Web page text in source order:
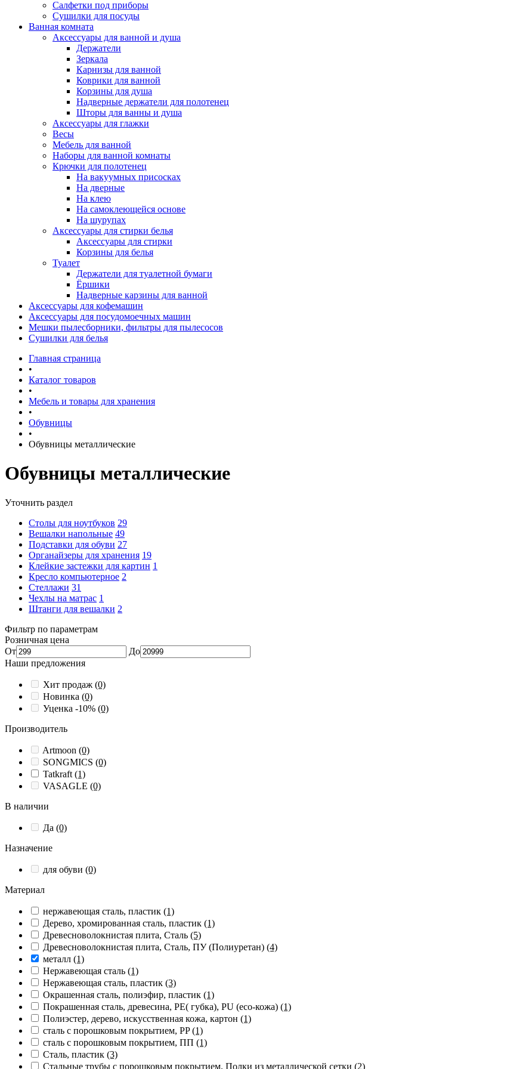
Салфетки под приборы
Сушилки для посуды
Ванная комната
Аксессуары для ванной и душа
Держатели
Зеркала
Карнизы для ванной
Коврики для ванной
Корзины для душа
Надверные держатели для полотенец
Шторы для ванны и душа
Аксессуары для глажки
Весы
Мебель для ванной
Наборы для ванной комнаты
Крючки для полотенец
На вакуумных присосках
На дверные
На клею
На самоклеющейся основе
На шурупах
Аксессуары для стирки белья
Аксессуары для стирки
Корзины для белья
Туалет
Держатели для туалетной бумаги
Ёршики
Надверные карзины для ванной
Аксессуары для кофемашин
Аксессуары для посудомоечных машин
Мешки пылесборники, фильтры для пылесосов
Сушилки для белья
Главная страница
•
Каталог товаров
•
Мебель и товары для хранения
•
Обувницы
•
Обувницы металлические
Обувницы металлические
Уточнить раздел
Столы для ноутбуков 29
Вешалки напольные 49
Подставки для обуви 27
Органайзеры для хранения 19
Клейкие застежки для картин 1
Кресло компьютерное 2
Стеллажи 31
Чехлы на матрас 1
Штанги для вешалки 2
Фильтр по параметрам
Розничная цена
От
До
Наши предложения
Хит продаж (0)
Новинка (0)
Уценка -10% (0)
Производитель
Artmoon (0)
SONGMICS (0)
Tatkraft (1)
VASAGLE (0)
В наличии
Да (0)
Назначение
для обуви (0)
Материал
нержавеющая сталь, пластик (1)
Дерево, хромированная сталь, пластик (1)
Древесноволокнистая плита, Сталь (5)
Древесноволокнистая плита, Сталь, ПУ (Полиуретан) (4)
металл (1)
Нержавеющая сталь (1)
Нержавеющая сталь, пластик (3)
Окрашенная сталь, полиэфир, пластик (1)
Покрашенная сталь, древесина, PE( губка), PU (eco-кожа) (1)
Полиэстер, дерево, искусственная кожа, картон (1)
сталь с порошковым покрытием, PP(1)
сталь с порошковым покрытием, ПП (1)
Сталь, пластик (3)
Стальные трубы с порошковым покрытием, Полки из металлической сетки (2)